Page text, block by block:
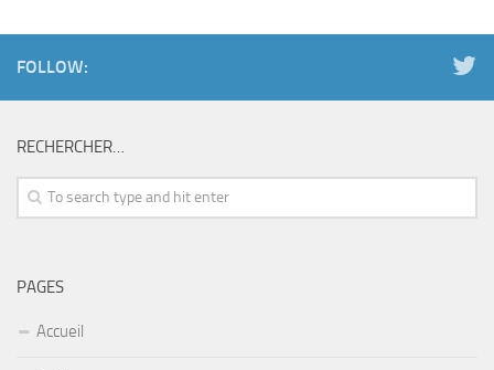
FOLLOW:
RECHERCHER…
PAGES
Accueil